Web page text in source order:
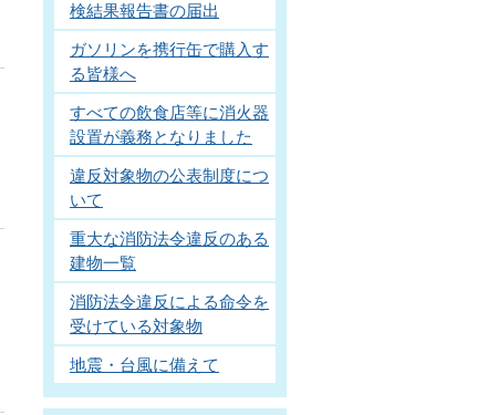
検結果報告書の届出
ガソリンを携行缶で購入す
る皆様へ
すべての飲食店等に消火器
設置が義務となりました
違反対象物の公表制度につ
いて
重大な消防法令違反のある
建物一覧
消防法令違反による命令を
受けている対象物
地震・台風に備えて